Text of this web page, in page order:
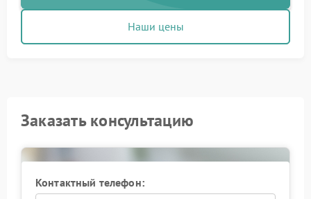
Наши цены
Заказать консультацию
Контактный телефон: